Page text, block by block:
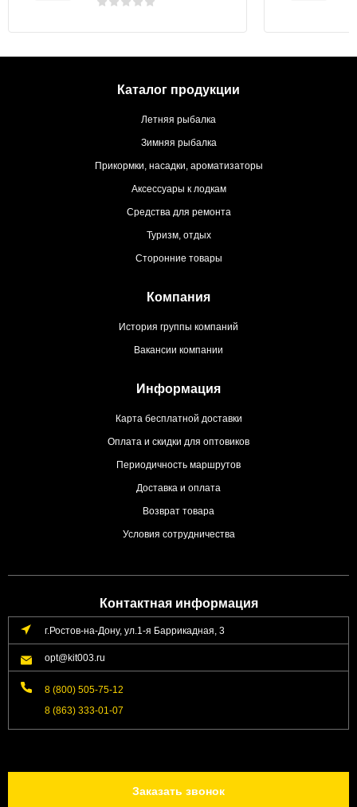
Каталог продукции
Летняя рыбалка
Зимняя рыбалка
Прикормки, насадки, ароматизаторы
Аксессуары к лодкам
Средства для ремонта
Туризм, отдых
Сторонние товары
Компания
История группы компаний
Вакансии компании
Информация
Карта бесплатной доставки
Оплата и скидки для оптовиков
Периодичность маршрутов
Доставка и оплата
Возврат товара
Условия сотрудничества
Контактная информация
г.Ростов-на-Дону, ул.1-я Баррикадная, 3
opt@kit003.ru
8 (800) 505-75-12
8 (863) 333-01-07
Заказать звонок